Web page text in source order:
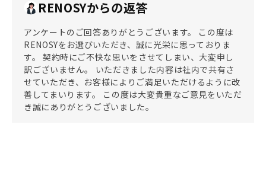
RENOSYからの返答
アンケートのご回答ありがとうございます。 この度は
RENOSYをお選びいただき、誠に光栄に思っておりま
す。 契約時にご不快な思いをさせてしまい、大変申し
訳ございません。 いただきました内容は社内で共有さ
せていただき、お客様によりご満足いただけるように改
善してまいります。 この度は大変貴重なご意見をいただ
き誠にありがとうございました。